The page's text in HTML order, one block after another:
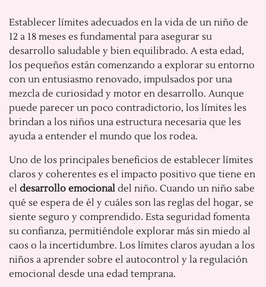
Establecer límites adecuados en la vida de un niño de
12 a 18 meses es fundamental para asegurar su
desarrollo saludable y bien equilibrado. A esta edad,
los pequeños están comenzando a explorar su entorno
con un entusiasmo renovado, impulsados por una
mezcla de curiosidad y motor en desarrollo. Aunque
puede parecer un poco contradictorio, los límites les
brindan a los niños una estructura necesaria que les
ayuda a entender el mundo que los rodea.
Uno de los principales beneficios de establecer límites
claros y coherentes es el impacto positivo que tiene en
el desarrollo emocional del niño. Cuando un niño sabe
qué se espera de él y cuáles son las reglas del hogar, se
siente seguro y comprendido. Esta seguridad fomenta
su confianza, permitiéndole explorar más sin miedo al
caos o la incertidumbre. Los límites claros ayudan a los
niños a aprender sobre el autocontrol y la regulación
emocional desde una edad temprana.